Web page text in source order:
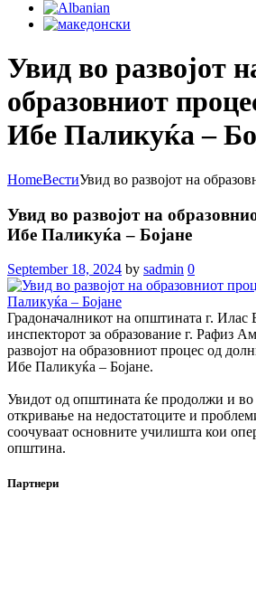
Увид во развојот
образовниот
Ибе Паликуќа –
HomeВестиУвид во развојот на
Увид во развојот на
Ибе Паликуќа – Бојане
September 18, 2024 by sadmin 0
Градоначалникот на општината г. Илас
инспекторот за образование г. Рафиз
развојот на образовниот процес од
Ибе Паликуќа – Бојане.
Увидот од општината ќе продолжи и во
откривање на недостатоците и
соочуваат основните училишта кои
општина.
Партнери